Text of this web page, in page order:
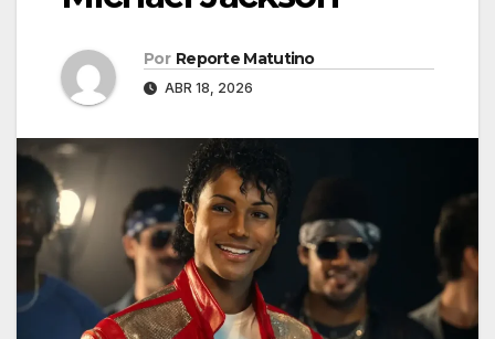
Por Reporte Matutino
ABR 18, 2026